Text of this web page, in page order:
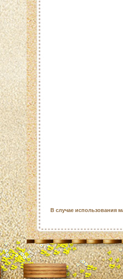
В случае использования